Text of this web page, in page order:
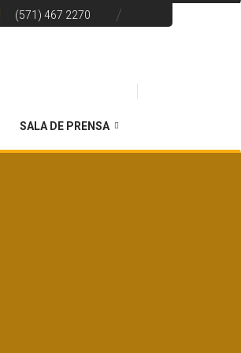
(571) 467 2270
SALA DE PRENSA